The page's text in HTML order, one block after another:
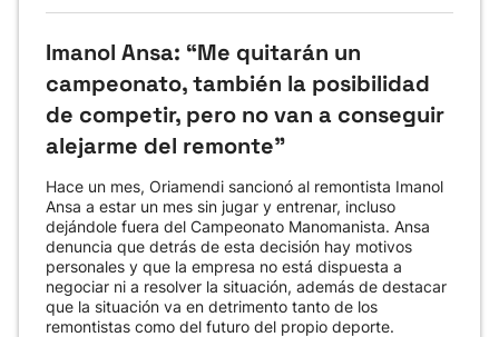
Imanol Ansa: “Me quitarán un
campeonato, también la posibilidad
de competir, pero no van a conseguir
alejarme del remonte"
Hace un mes, Oriamendi sancionó al remontista Imanol
Ansa a estar un mes sin jugar y entrenar, incluso
dejándole fuera del Campeonato Manomanista. Ansa
denuncia que detrás de esta decisión hay motivos
personales y que la empresa no está dispuesta a
negociar ni a resolver la situación, además de destacar
que la situación va en detrimento tanto de los
remontistas como del futuro del propio deporte.